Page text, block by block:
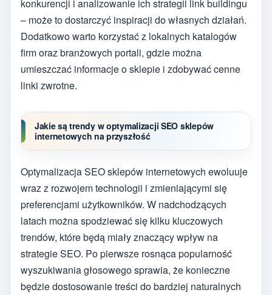
konkurencji i analizowanie ich strategii link buildingu
– może to dostarczyć inspiracji do własnych działań.
Dodatkowo warto korzystać z lokalnych katalogów
firm oraz branżowych portali, gdzie można
umieszczać informacje o sklepie i zdobywać cenne
linki zwrotne.
Jakie są trendy w optymalizacji SEO sklepów
internetowych na przyszłość
Optymalizacja SEO sklepów internetowych ewoluuje
wraz z rozwojem technologii i zmieniającymi się
preferencjami użytkowników. W nadchodzących
latach można spodziewać się kilku kluczowych
trendów, które będą miały znaczący wpływ na
strategie SEO. Po pierwsze rosnąca popularność
wyszukiwania głosowego sprawia, że konieczne
będzie dostosowanie treści do bardziej naturalnych